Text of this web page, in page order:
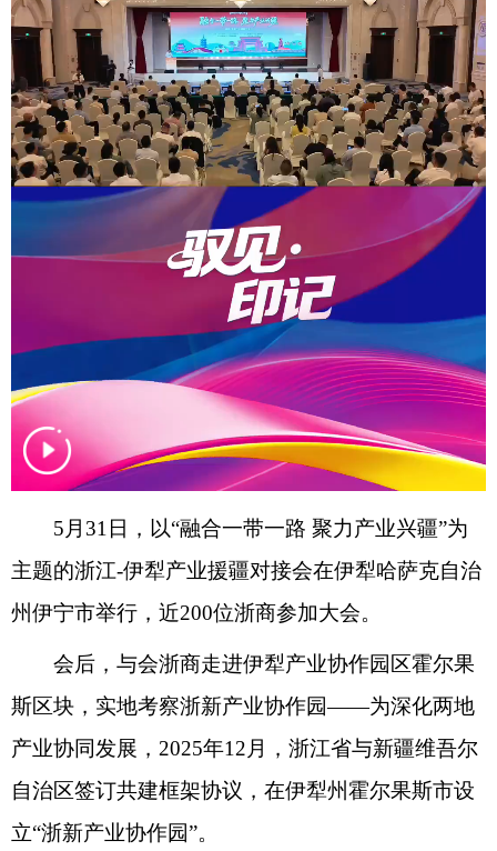
5月31日，以“融合一带一路 聚力产业兴疆”为
主题的浙江-伊犁产业援疆对接会在伊犁哈萨克自治
州伊宁市举行，近200位浙商参加大会。
会后，与会浙商走进伊犁产业协作园区霍尔果
斯区块，实地考察浙新产业协作园——为深化两地
产业协同发展，2025年12月，浙江省与新疆维吾尔
自治区签订共建框架协议，在伊犁州霍尔果斯市设
立“浙新产业协作园”。